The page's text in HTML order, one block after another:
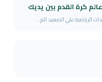
الرياضية علي الصعيد الم...